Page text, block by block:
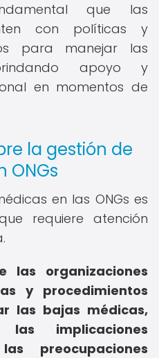
que las
con políticas y
para manejar las
apoyo y
en momentos de
la gestión de
ONGs
en las ONGs es
requiere atención
las organizaciones
y procedimientos
las bajas médicas,
implicaciones
preocupaciones